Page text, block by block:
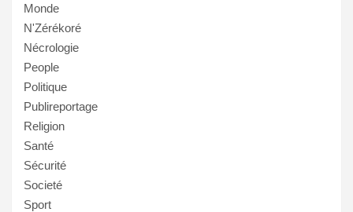
Monde
N'Zérékoré
Nécrologie
People
Politique
Publireportage
Religion
Santé
Sécurité
Societé
Sport